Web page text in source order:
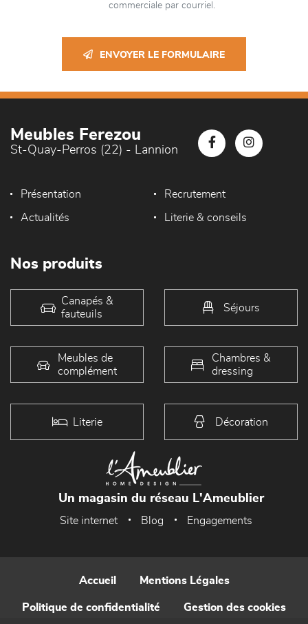
commerciale par courriel.
ENVOYER LE FORMULAIRE
Meubles Ferezou
St-Quay-Perros (22) - Lannion
Présentation Recrutement
Actualités Literie & conseils
Nos produits
Canapés &
fauteuils
Séjours
Meubles de
complément
Chambres &
dressing
Literie Décoration
Un magasin du réseau L'Ameublier
Site internet Blog Engagements
Accueil Mentions Légales
Politique de confidentialité Gestion des cookies